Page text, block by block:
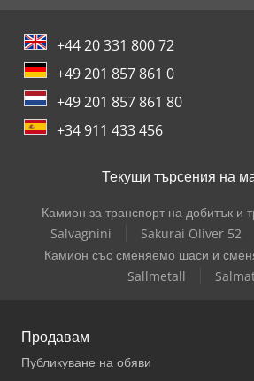
+44 20 331 800 72
+49 201 857 861 0
+49 201 857 861 80
+34 911 433 456
Текущи търсения на
Камион за транспорт на добитък и
Salvagnini
Sakurai Oliver 52
Камион със сменяемо шаси и
Sallmetall
Продавам
Публикуване на обяви